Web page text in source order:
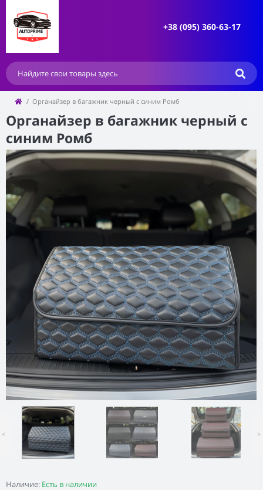
+38 (095) 360-63-17
Органайзер в багажник черный с синим Ромб
Органайзер в багажник черный с
синим Ромб
Наличие: Есть в наличии
< >